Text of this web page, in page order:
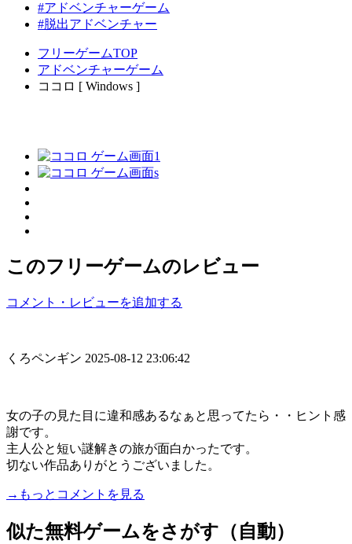
#アドベンチャーゲーム
#脱出アドベンチャー
フリーゲームTOP
アドベンチャーゲーム
ココロ [ Windows ]
このフリーゲームのレビュー
コメント・レビューを追加する
くろペンギン 2025-08-12 23:06:42
女の子の見た目に違和感あるなぁと思ってたら・・ヒント感
謝です。
主人公と短い謎解きの旅が面白かったです。
切ない作品ありがとうございました。
→もっとコメントを見る
似た無料ゲームをさがす（自動）